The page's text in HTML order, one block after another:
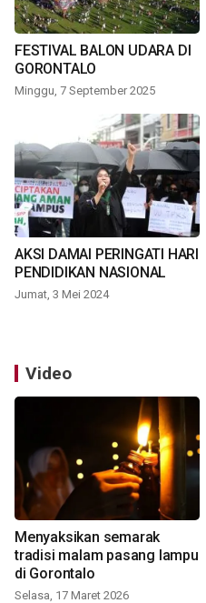
FESTIVAL BALON UDARA DI
GORONTALO
Minggu, 7 September 2025
AKSI DAMAI PERINGATI HARI
PENDIDIKAN NASIONAL
Jumat, 3 Mei 2024
Video
Menyaksikan semarak
tradisi malam pasang lampu
di Gorontalo
Selasa, 17 Maret 2026